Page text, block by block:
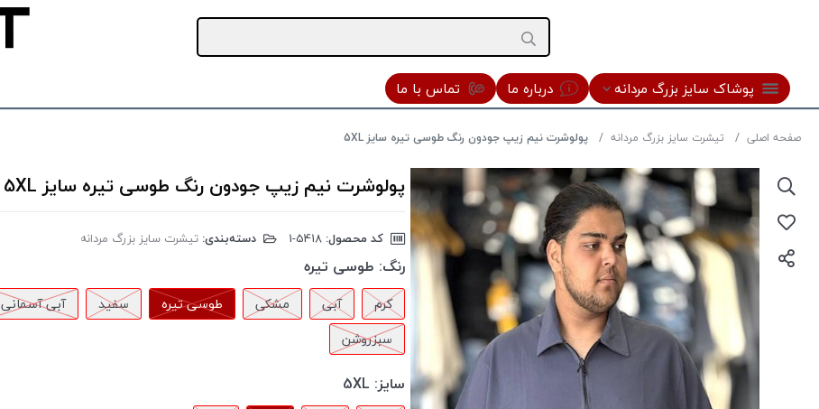
پوشاک سایز بزرگ مردانه درباره ما تماس با ما
صفحه اصلی تیشرت سایز بزرگ مردانه پولوشرت نیم زیپ جودون رنگ طوسی تیره سایز 5XL
پولوشرت نیم زیپ جودون رنگ طوسی تیره سایز 5XL
کد محصول: دسته‌بندی: تیشرت سایز بزرگ مردانه
رنگ: طوسی تیره
کرم آبی مشکی طوسی تیره سفید آبی آسمانی
سبزروشن
سایز: 5XL